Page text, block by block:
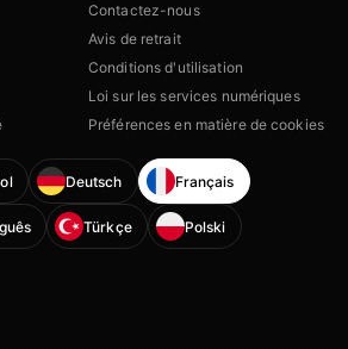
Contactez-nous
Avis de retrait
Conditions d'utilisation
Loi sur les services numériques
Préférences en matière de cookies
Deutsch Français
Türkçe Polski